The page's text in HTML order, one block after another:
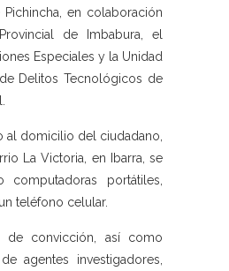
en colaboración
de Imbabura, el
Especiales y la Unidad
Delitos Tecnológicos de
al domicilio del ciudadano,
La Victoria, en Ibarra, se
computadoras portátiles,
teléfono celular.
de convicción, así como
agentes investigadores,